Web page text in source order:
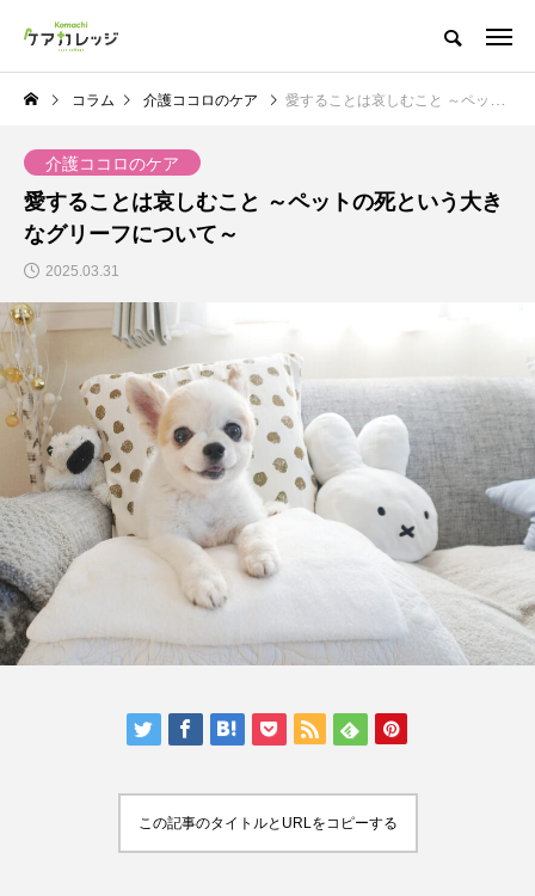
コラム 介護ココロのケア 愛することは哀しむこと ～ペットの死という大きなグリーフについて～
介護ココロのケア
愛することは哀しむこと ～ペットの死という大き
なグリーフについて～
2025.03.31
この記事のタイトルとURLをコピーする